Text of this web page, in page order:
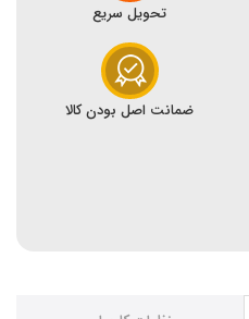
تحویل سریع
ضمانت اصل بودن کالا